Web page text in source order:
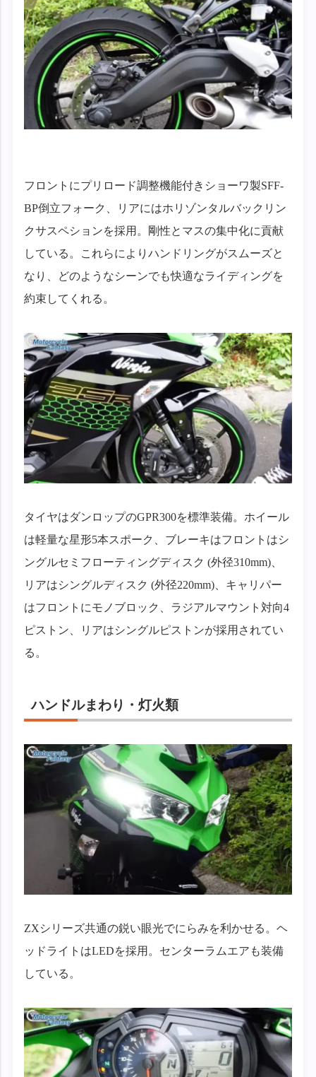
フロントにプリロード調整機能付きショーワ製SFF-
BP倒立フォーク、リアにはホリゾンタルバックリン
クサスペションを採用。剛性とマスの集中化に貢献
している。これらによりハンドリングがスムーズと
なり、どのようなシーンでも快適なライディングを
約束してくれる。
タイヤはダンロップのGPR300を標準装備。ホイール
は軽量な星形5本スポーク、ブレーキはフロントはシ
ングルセミフローティングディスク (外径310mm)、
リアはシングルディスク (外径220mm)、キャリパー
はフロントにモノブロック、ラジアルマウント対向4
ピストン、リアはシングルピストンが採用されてい
る。
ハンドルまわり・灯火類
ZXシリーズ共通の鋭い眼光でにらみを利かせる。ヘ
ッドライトはLEDを採用。センターラムエアも装備
している。